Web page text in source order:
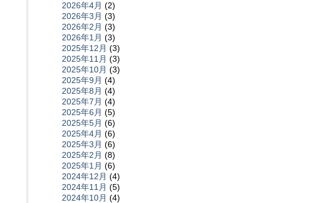
2026年4月 (2)
2026年3月 (3)
2026年2月 (3)
2026年1月 (3)
2025年12月 (3)
2025年11月 (3)
2025年10月 (3)
2025年9月 (4)
2025年8月 (4)
2025年7月 (4)
2025年6月 (5)
2025年5月 (6)
2025年4月 (6)
2025年3月 (6)
2025年2月 (8)
2025年1月 (6)
2024年12月 (4)
2024年11月 (5)
2024年10月 (4)